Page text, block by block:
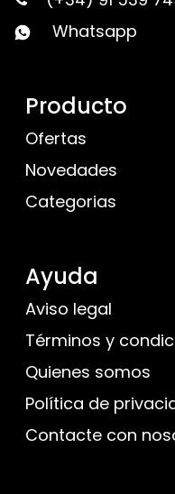
Whatsapp
Producto
Ofertas
Novedades
Categorias
Ayuda
Aviso legal
Términos y
Quienes somos
Política de
Contacte con